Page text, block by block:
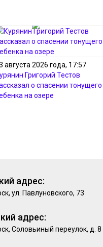
августа 2026 года, 17:57
Григорий Тестов
о спасении тонущего
на озере
адрес:
ул. Павлуновского, 73
адрес:
Соловьиный переулок, д. 8